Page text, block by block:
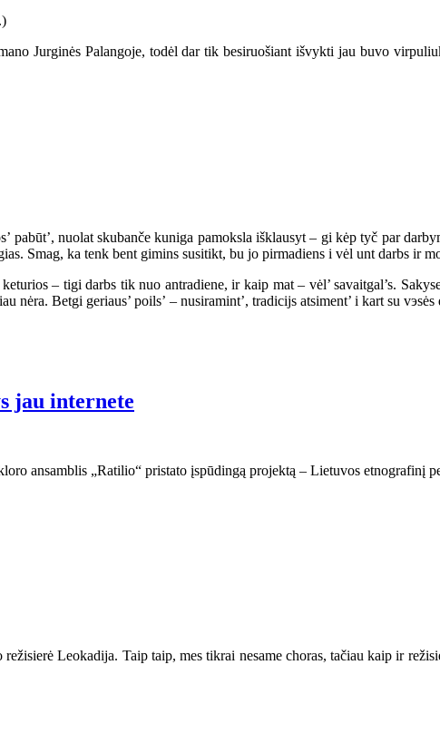
Jurginės Palangoje, todėl dar tik besiruošiant išvykti jau buvo
pabūt’, nuolat skubanče kuniga pamoksla išklausyt – gi kėp tyč par
Smag, ka tenk bent gimins susitikt, bu jo pirmadiens i vėl unt darbs ir
– tigi darbs tik nuo antradiene, ir kaip mat – vėl’ savaitgal’s.
nėra. Betgi geriaus’ poils’ – nusiramint’, tradicijs atsiment’ i kart su
jau internete
ansamblis „Ratilio“ pristato įspūdingą projektą – Lietuvos
Leokadija. Taip taip, mes tikrai nesame choras, tačiau kaip ir